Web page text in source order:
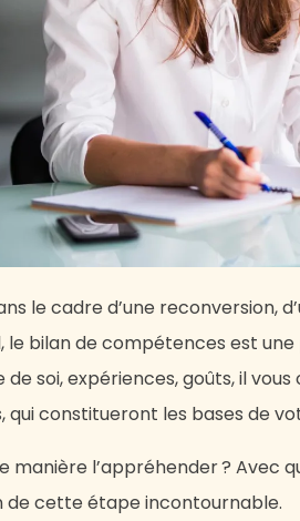
le cadre d’une reconversion,
le bilan de compétences est
de soi, expériences, goûts, il
qui constitueront les bases de
manière l’appréhender ? Avec
de cette étape incontournable.